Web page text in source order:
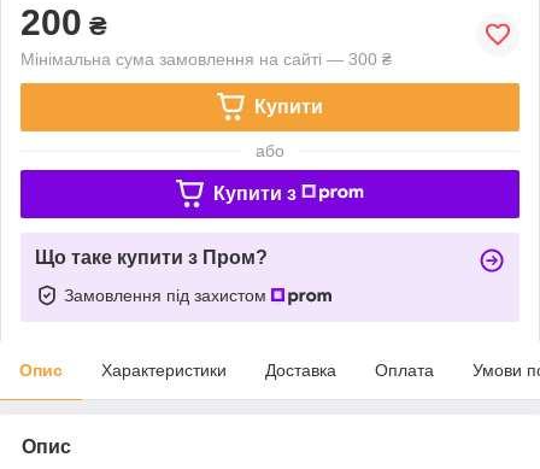
200 ₴
Мінімальна сума замовлення на сайті — 300 ₴
Купити
або
Купити з
Що таке купити з Пром?
Замовлення під захистом
Опис Характеристики Доставка Оплата Умови
Опис